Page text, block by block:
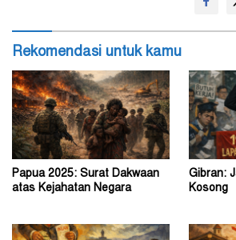
Rekomendasi untuk kamu
Papua 2025: Surat Dakwaan
atas Kejahatan Negara
Gibran:
Kosong